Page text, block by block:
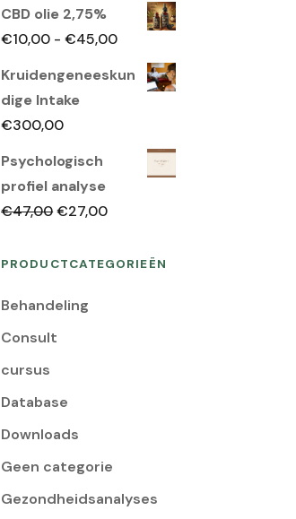
CBD olie 2,75%
€10,00 - €45,00Prijsklasse:
€10,00
Kruidengeneeskun
dige Intake
€300,00
Psychologisch
profiel analyse
€47,00Oorspronkelijke
was:
€27,00Huidige
is:
PRODUCTCATEGORIEËN
Behandeling
Consult
cursus
Database
Downloads
Geen categorie
Gezondheidsanalyses